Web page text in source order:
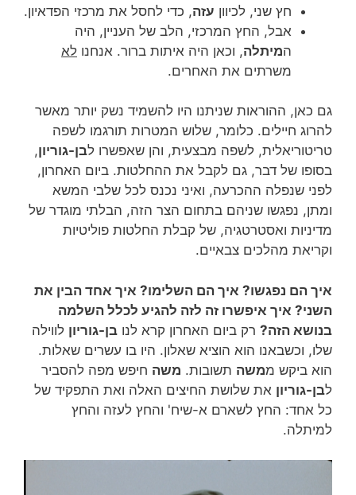
חץ שני, לכיוון עזה, כדי לחסל את מרכזי הפדאיון.
אבל, החץ המרכזי, הלב של העניין, היה
המיתלה, וכאן היה איתות ברור. אנחנו לא
משרתים את האחרים.
גם כאן, ההוראות שניתנו היו להשמיד נשק יותר מאשר
להרוג חיילים. כלומר, שלוש המטרות תורגמו לשפה
טריטוריאלית, לשפה מבצעית, והן שאפשרו לבן-גוריון,
בסופו של דבר, גם לקבל את ההחלטות. ביום האחרון,
לפני שנפלה ההכרעה, ואיני נכנס לכל שלבי המשא
ומתן, נפגשו שניהם בתחום הצר הזה, הבלתי מוגדר של
מדיניות ואסטרטגיה, של קבלת החלטות פוליטיות
וקריאת מהלכים צבאיים.
איך הם נפגשו? איך הם השלימו? איך אחד הבין את
השני? איך איפשרו זה לזה להגיע לכלל השלמה
בנושא הזה? רק ביום האחרון קרא לנו בן-גוריון לווילה
שלו, וכשבאנו הוא הוציא שאלון. היו בו עשרים שאלות.
הוא ביקש ממשה תשובות. משה חיפש מפה להסביר
לבן-גוריון את שלושת החיצים האלה ואת התפקיד של
כל אחד: החץ לשארם א-שיח' והחץ לעזה והחץ
למיתלה.